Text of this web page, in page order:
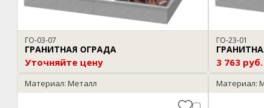
ГО-03-07
ГРАНИТНАЯ ОГРАДА
Уточняйте цену
ГО-23-01
3 763 руб.
Материал: Металл Материал: